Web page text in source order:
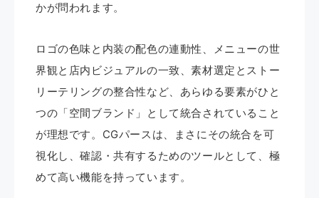
かが問われます。
ロゴの色味と内装の配色の連動性、メニューの世
界観と店内ビジュアルの一致、素材選定とストー
リーテリングの整合性など、あらゆる要素がひと
つの「空間ブランド」として統合されていること
が理想です。CGパースは、まさにその統合を可
視化し、確認・共有するためのツールとして、極
めて高い機能を持っています。